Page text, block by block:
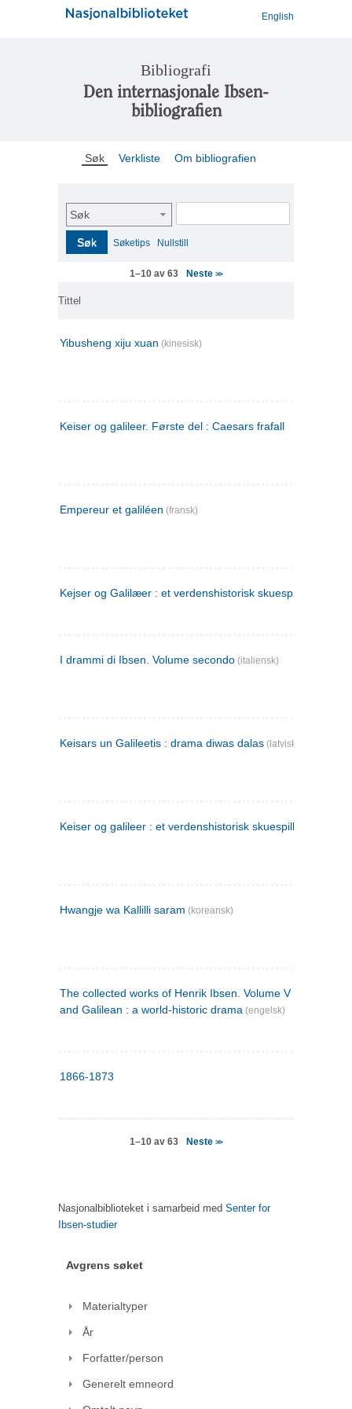
English
Bibliografi
Den internasjonale Ibsen-
bibliografien
Søk Verkliste Om bibliografien
Søk
Søk Søketips Nullstill
1–10 av 63 Neste>>
Tittel
Yibusheng xiju xuan (kinesisk)
Keiser og galileer. Første del : Caesars frafall
Empereur et galiléen (fransk)
Kejser og Galilæer : et verdenshistorisk skuespil
I drammi di Ibsen. Volume secondo (italiensk)
Keisars un Galileetis : drama diwas dalas (latvisk)
Keiser og galileer : et verdenshistorisk skuespill (1873)
Hwangje wa Kallilli saram (koreansk)
The collected works of Henrik Ibsen. Volume V : Emperor
and Galilean : a world-historic drama (engelsk)
1866-1873
1–10 av 63 Neste>>
Nasjonalbiblioteket i samarbeid med Senter for
Ibsen-studier
Avgrens søket
Materialtyper
År
Forfatter/person
Generelt emneord